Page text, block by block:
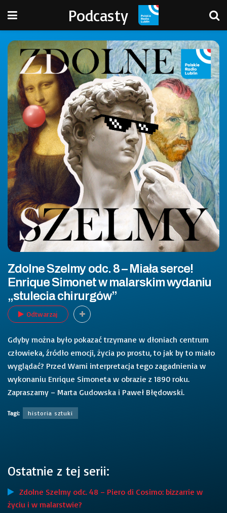
Podcasty
Zdolne Szelmy odc. 8 – Miała serce!
Enrique Simonet w malarskim wydaniu
„stulecia chirurgów”
Odtwarzaj
Gdyby można było pokazać trzymane w dłoniach centrum
człowieka, źródło emocji, życia po prostu, to jak by to miało
wyglądać? Przed Wami interpretacja tego zagadnienia w
wykonaniu Enrique Simoneta w obrazie z 1890 roku.
Zapraszamy – Marta Gudowska i Paweł Błędowski.
Tagi: historia sztuki
Ostatnie z tej serii:
Zdolne Szelmy odc. 48 – Piero di Cosimo: bizzarrie w
życiu i w malarstwie?